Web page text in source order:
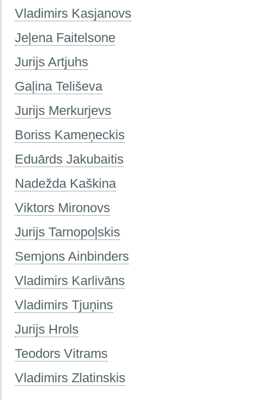
Vladimirs Kasjanovs
Jeļena Faitelsone
Jurijs Artjuhs
Gaļina Teliševa
Jurijs Merkurjevs
Boriss Kameņeckis
Eduārds Jakubaitis
Nadežda Kaškina
Viktors Mironovs
Jurijs Tarnopoļskis
Semjons Ainbinders
Vladimirs Karlivāns
Vladimirs Tjuņins
Jurijs Hrols
Teodors Vitrams
Vladimirs Zlatinskis